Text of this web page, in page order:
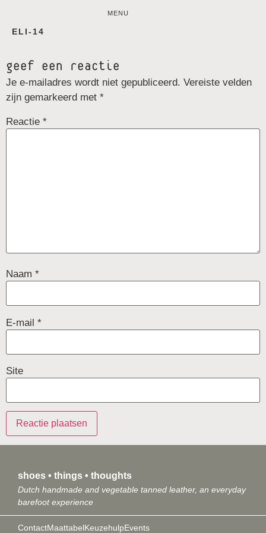
MENU
ELI-14
geef een reactie
Je e-mailadres wordt niet gepubliceerd. Vereiste velden
zijn gemarkeerd met *
Reactie *
Naam *
E-mail *
Site
shoes • things • thoughts
Dutch handmade and vegetable tanned leather, an everyday
barefoot experience
ContactMaattabelKeuzehulpEvents